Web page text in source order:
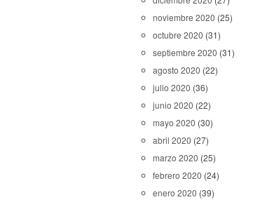
noviembre 2020 (25)
octubre 2020 (31)
septiembre 2020 (31)
agosto 2020 (22)
julio 2020 (36)
junio 2020 (22)
mayo 2020 (30)
abril 2020 (27)
marzo 2020 (25)
febrero 2020 (24)
enero 2020 (39)